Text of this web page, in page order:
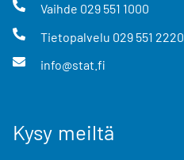
Vaihde 029 551 1000
Tietopalvelu 029 551 2220
info@stat.fi
Kysy meiltä